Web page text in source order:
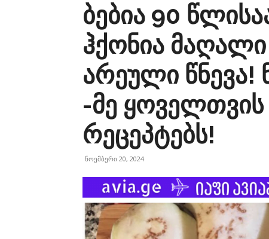
ბებია 90
ჰქონია
არეული წნევა!
-მე
რეცეპტებს!
ნოემბერი 20, 2024